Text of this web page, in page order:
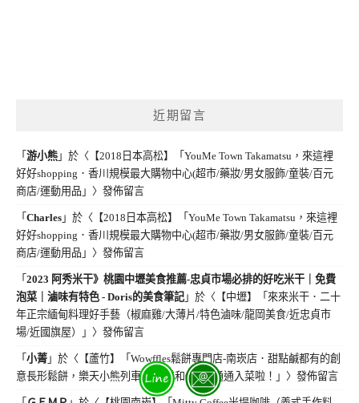
近期留言
「 游小熊 」於〈 【2018日本高松】「YouMe Town Takamatsu，來這裡
好好shopping．香川規模最大購物中心(超市/藥妝/男女服飾/童裝/百元
商店/運動用品」 〉發佈留言
「 Charles 」於〈 【2018日本高松】「YouMe Town Takamatsu，來這裡
好好shopping．香川規模最大購物中心(超市/藥妝/男女服飾/童裝/百元
商店/運動用品」 〉發佈留言
「 2023 阿秀米干》桃園中壢美食推薦-忠貞市場必排的好吃米干｜免費
泡菜｜滷味有特色 - Doris的美食筆記 」於〈 【中壢】「來來米干．二十
年正宗緬甸料理好手藝（椒麻雞/大薄片/特色滷味/龍岡美食/近忠貞市
場/近國旗屋）」 〉發佈留言
「 小菁 」於〈 【蘆竹】「Wowffles鬆餅專門店-南崁店．甜點鹹都有的創
意長形鬆餅，樂天小熊列車.繽紛樂和OREO通通入菜啦！」 〉發佈留言